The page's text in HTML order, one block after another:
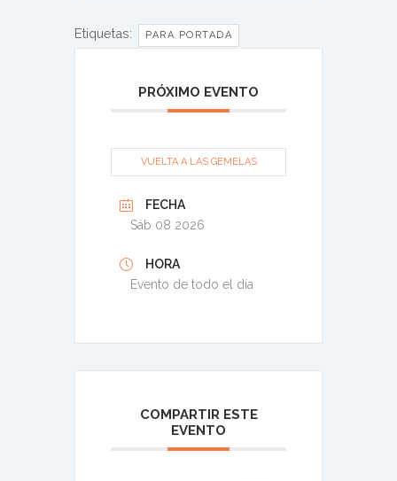
Etiquetas: PARA PORTADA
PRÓXIMO EVENTO
VUELTA A LAS GEMELAS
FECHA
Sáb 08 2026
HORA
Evento de todo el día
COMPARTIR ESTE
EVENTO